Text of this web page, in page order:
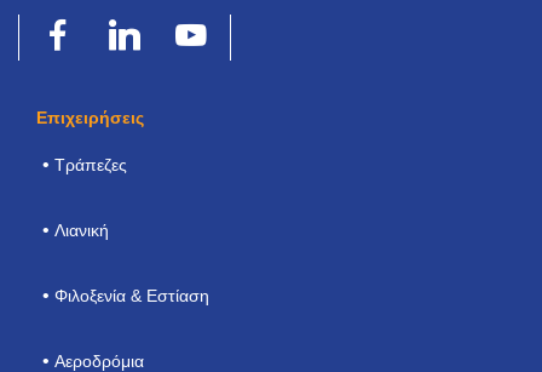
Επιχειρήσεις
Τράπεζες
Λιανική
Φιλοξενία & Εστίαση
Αεροδρόμια